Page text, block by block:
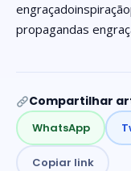
engraçadoinspiração
propagandas
Compartilhar
WhatsApp
Copiar link